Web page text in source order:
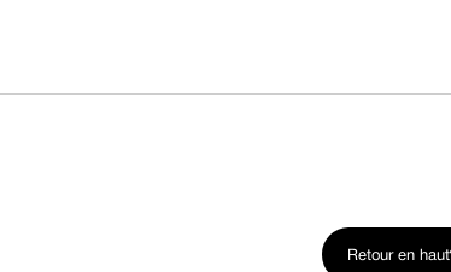
Retour en haut